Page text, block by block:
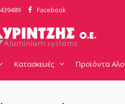
Facebook
Κατασκευές Προϊόντα